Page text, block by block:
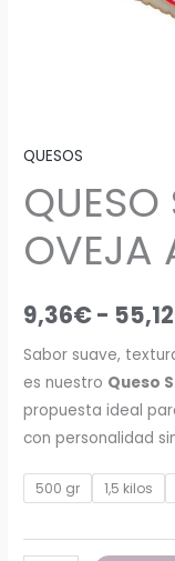
QUESOS
OVEJA
9,36€- 55,12
Sabor suave,
es nuestro Queso
propuesta ideal
con personalidad
500 gr 1,5 kilos